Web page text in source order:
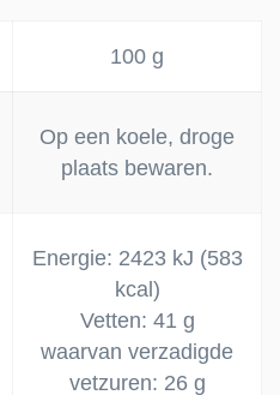
100 g
Op een koele, droge
plaats bewaren.
Energie: 2423 kJ (583
kcal)
Vetten: 41 g
waarvan verzadigde
vetzuren: 26 g